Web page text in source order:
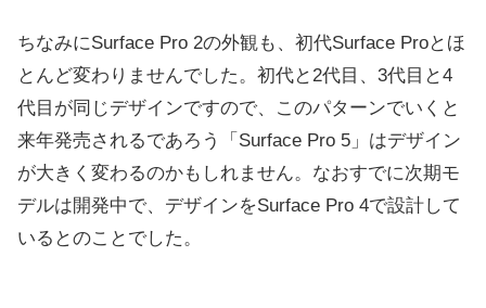
ちなみにSurface Pro 2の外観も、初代Surface Proとほ
とんど変わりませんでした。初代と2代目、3代目と4
代目が同じデザインですので、このパターンでいくと
来年発売されるであろう「Surface Pro 5」はデザイン
が大きく変わるのかもしれません。なおすでに次期モ
デルは開発中で、デザインをSurface Pro 4で設計して
いるとのことでした。